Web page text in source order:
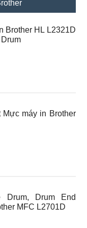
Brother HL L2321D
máy in Brother
Drum, Drum End
MFC L2701D